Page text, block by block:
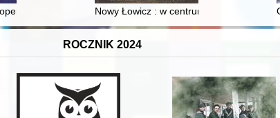
z rodu ŚlązakaNowy Łowicz : w centrum poligonu
ROCZNIK 2024